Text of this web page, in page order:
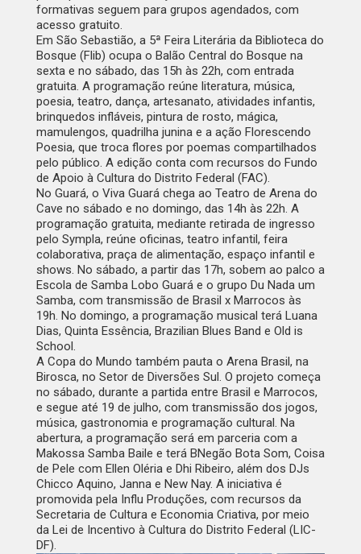
formativas seguem para grupos agendados, com
acesso gratuito.
Em São Sebastião, a 5ª Feira Literária da Biblioteca do
Bosque (Flib) ocupa o Balão Central do Bosque na
sexta e no sábado, das 15h às 22h, com entrada
gratuita. A programação reúne literatura, música,
poesia, teatro, dança, artesanato, atividades infantis,
brinquedos infláveis, pintura de rosto, mágica,
mamulengos, quadrilha junina e a ação Florescendo
Poesia, que troca flores por poemas compartilhados
pelo público. A edição conta com recursos do Fundo
de Apoio à Cultura do Distrito Federal (FAC).
No Guará, o Viva Guaráchega ao Teatro de Arena do
Cave no sábado e no domingo, das 14h às 22h. A
programação gratuita, mediante retirada de ingresso
pelo Sympla, reúne oficinas, teatro infantil, feira
colaborativa, praça de alimentação, espaço infantil e
shows. No sábado, a partir das 17h, sobem ao palco a
Escola de Samba Lobo Guará e o grupo Du Nada um
Samba, com transmissão de Brasil x Marrocos às
19h. No domingo, a programação musical terá Luana
Dias, Quinta Essência, Brazilian Blues Band e Old is
School.
A Copa do Mundo também pauta o Arena Brasil, na
Birosca, no Setor de Diversões Sul. O projeto começa
no sábado, durante a partida entre Brasil e Marrocos,
e segue até 19 de julho, com transmissão dos jogos,
música, gastronomia e programação cultural. Na
abertura, a programação será em parceria com a
Makossa Samba Baile e terá BNegão Bota Som, Coisa
de Pele com Ellen Oléria e Dhi Ribeiro, além dos DJs
Chicco Aquino, Janna e New Nay. A iniciativa é
promovida pela Influ Produções, com recursos da
Secretaria de Cultura e Economia Criativa, por meio
da Lei de Incentivo à Cultura do Distrito Federal (LIC-
DF).